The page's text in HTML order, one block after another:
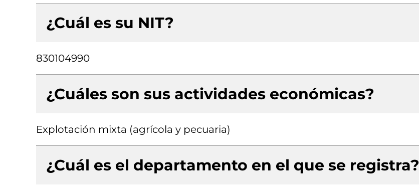
¿Cuál es su NIT?
830104990
¿Cuáles son sus actividades económicas?
Explotación mixta (agrícola y pecuaria)
¿Cuál es el departamento en el que se registra?